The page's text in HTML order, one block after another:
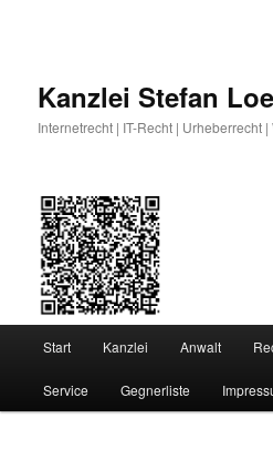
Kanzlei Stefan
Internetrecht | IT-Recht | Urheberrecht
Start Kanzlei Anwalt
Service Gegnerliste